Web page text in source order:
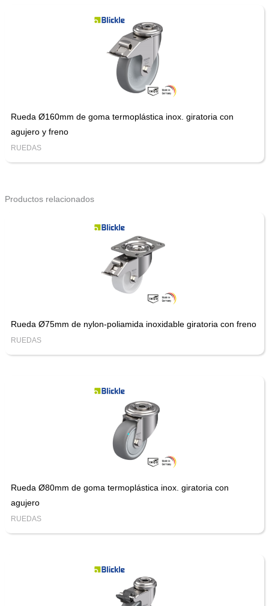
Rueda Ø160mm de goma termoplástica inox. giratoria con
agujero y freno
RUEDAS
Productos relacionados
Rueda Ø75mm de nylon-poliamida inoxidable giratoria con freno
RUEDAS
Rueda Ø80mm de goma termoplástica inox. giratoria con
agujero
RUEDAS